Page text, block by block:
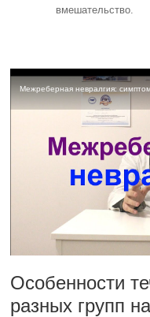
вмешательство.
Межреберная невралгия:
Особенности
разных групп